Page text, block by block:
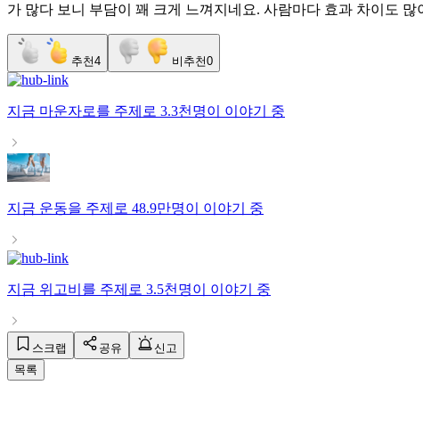
가 많다 보니 부담이 꽤 크게 느껴지네요. 사람마다 효과 차이도
추천4 비추천0
지금 마운자로를 주제로 3.3천명이 이야기 중
지금 운동을 주제로 48.9만명이 이야기 중
지금 위고비 를 주제로 3.5천명이 이야기 중
스크랩 공유
신고
목록